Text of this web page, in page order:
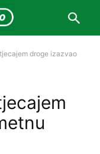
droge izazvao